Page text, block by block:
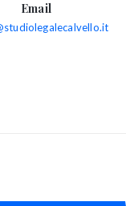
Email